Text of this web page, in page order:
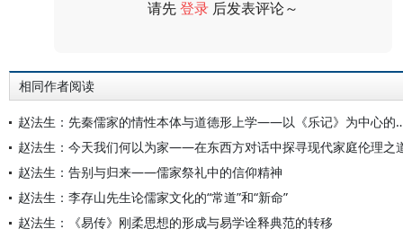
请先登录 后发表评论～
相同作者阅读
赵法生：先秦儒家的情性本
赵法生：今天我们何以为家——在东西方对话中探寻现代家庭伦理之
赵法生：告别与归来——儒家祭礼中的信仰精神
赵法生：李存山先生论儒家文化的“常道”和“新命”
赵法生：《易传》刚柔思想的形成与易学诠释典范的转移